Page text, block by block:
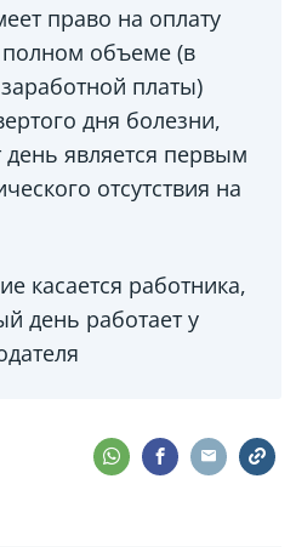
право на оплату
объеме (в
платы)
дня болезни,
день является первым
отсутствия на
касается работника,
день работает у